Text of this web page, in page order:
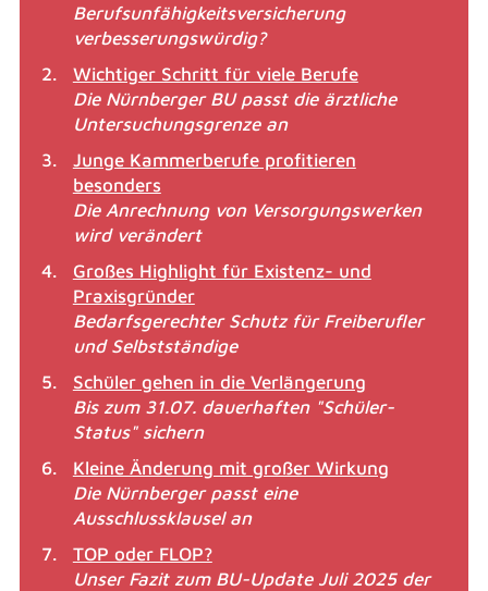
Berufsunfähigkeitsversicherung
verbesserungswürdig?
Wichtiger Schritt für viele Berufe
Die Nürnberger BU passt die ärztliche
Untersuchungsgrenze an
Junge Kammerberufe profitieren
besonders
Die Anrechnung von Versorgungswerken
wird verändert
Großes Highlight für Existenz- und
Praxisgründer
Bedarfsgerechter Schutz für Freiberufler
und Selbstständige
Schüler gehen in die Verlängerung
Bis zum 31.07. dauerhaften "Schüler-
Status" sichern
Kleine Änderung mit großer Wirkung
Die Nürnberger passt eine
Ausschlussklausel an
TOP oder FLOP?
Unser Fazit zum BU-Update Juli 2025 der